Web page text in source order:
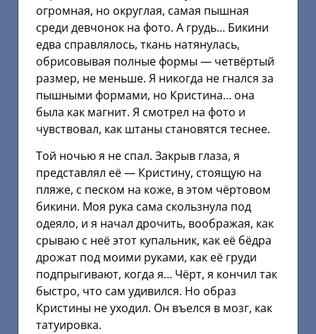
огромная, но округлая, самая пышная
среди девчонок на фото. А грудь… Бикини
едва справлялось, ткань натянулась,
обрисовывая полные формы — четвёртый
размер, не меньше. Я никогда не гнался за
пышными формами, но Кристина… она
была как магнит. Я смотрел на фото и
чувствовал, как штаны становятся теснее.
Той ночью я не спал. Закрыв глаза, я
представлял её — Кристину, стоящую на
пляже, с песком на коже, в этом чёртовом
бикини. Моя рука сама скользнула под
одеяло, и я начал дрочить, воображая, как
срываю с неё этот купальник, как её бёдра
дрожат под моими руками, как её груди
подпрыгивают, когда я… Чёрт, я кончил так
быстро, что сам удивился. Но образ
Кристины не уходил. Он въелся в мозг, как
татуировка.